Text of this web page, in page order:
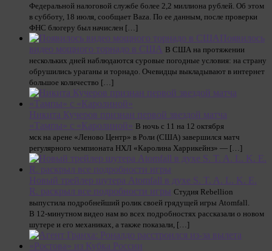
Федеральной налоговой службе более 2,2 миллиона рублей. Об этом
в субботу, 18 июля, сообщает Baza. По ее данным, после проверки
ФНС блогеру был начислен […]
Появилось
видео мощного торнадо в США В США на протяжении
нескольких дней наблюдаются суровые погодные условия: на страну
обрушились ураганы и торнадо. Очевидцы выкладывают в интернет
большое количество […]
Никита Кучеров признан первой звездой матча
«Тампы» с «Каролиной» В ночь с 11 на 12 октября
мск на арене «Леново Центр» в Роли (США) завершился матч
регулярного чемпионата НХЛ «Каролина Харрикейнз» — […]
Новый трейлер шутера Atomfall в духе S. T. A. L. K. E.
R. раскрыл все подробности игры Студия Rebellion
выпустила подробнейший ролик своей грядущей игры Atomfall.
В 12-минутном видео нам во всех подробностях рассказали о новом
шутере и его механиках, а также показали, […]